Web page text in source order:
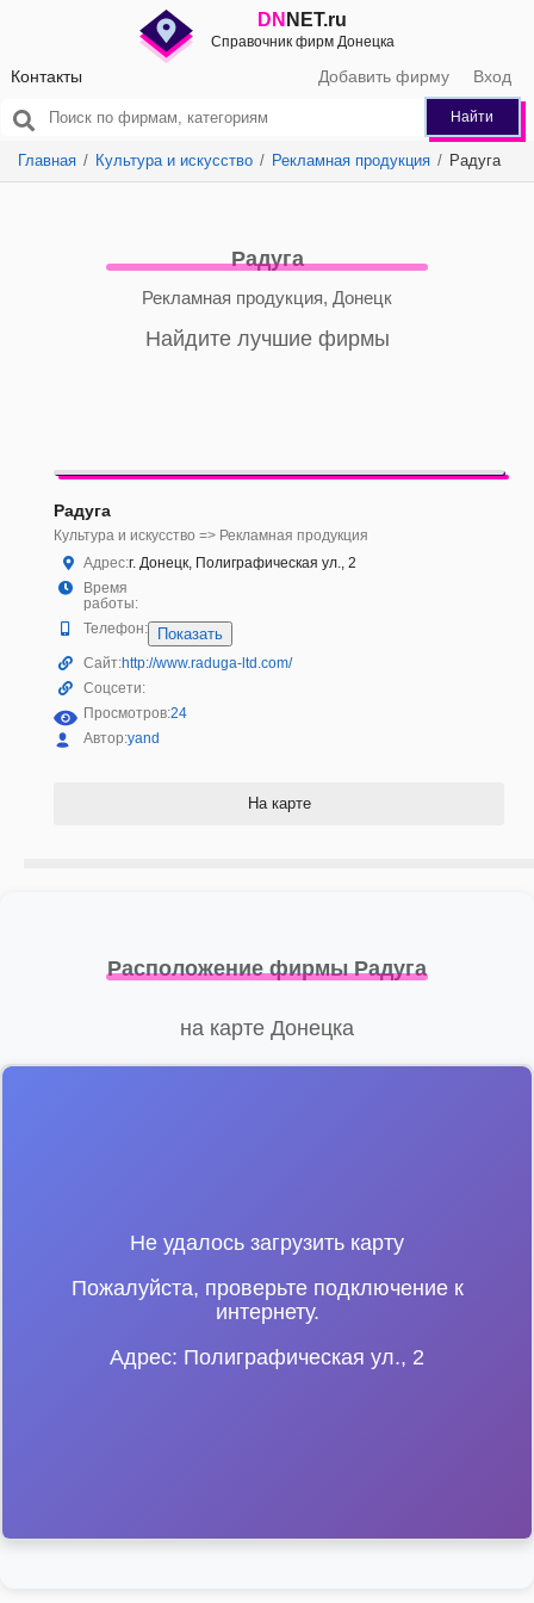
DN NET.ru
Справочник фирм Донецка
Контакты Добавить фирму Вход
Найти
Главная Культура и искусство Рекламная продукция Радуга
Радуга
Рекламная продукция, Донецк
Найдите лучшие фирмы
Радуга
Культура и искусство => Рекламная продукция
Адрес:г. Донецк, Полиграфическая ул., 2
Время
работы:
Телефон:
Показать
Сайт:http://www.raduga-ltd.com/
Соцсети:
Просмотров:24
Автор:yand
На карте
Расположение фирмы Радуга
на карте Донецка
Не удалось загрузить карту
Пожалуйста, проверьте подключение к
интернету.
Адрес: Полиграфическая ул., 2